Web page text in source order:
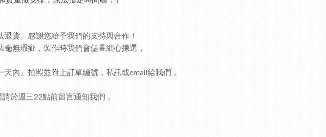
貨。感謝您給予我們的支持與合作！
無瑕疵，製作時我們會儘量細心揀選，
內』拍照並附上訂單編號，私訊或email給我們，
於週三22點前留言通知我們，